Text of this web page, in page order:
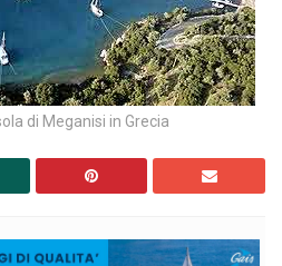
di Meganisi in Grecia